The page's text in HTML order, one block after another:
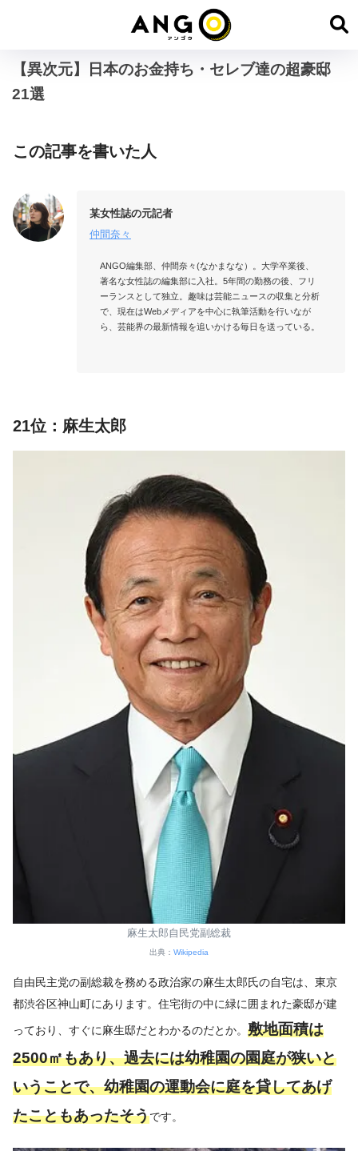
【異次元】日本のお金持ち・セレブ達の超豪邸
21選
この記事を書いた人
某女性誌の元記者
仲間奈々
ANGO編集部、仲間奈々(なかまなな）。大学卒業後、
著名な女性誌の編集部に入社。5年間の勤務の後、フリ
ーランスとして独立。趣味は芸能ニュースの収集と分析
で、現在はWebメディアを中心に執筆活動を行いなが
ら、芸能界の最新情報を追いかける毎日を送っている。
21位：麻生太郎
麻生太郎自民党副総裁
出典： Wikipedia
自由民主党の副総裁を務める政治家の麻生太郎氏の自宅は、東京
都渋谷区神山町にあります。住宅街の中に緑に囲まれた豪邸が建
っており、すぐに麻生邸だとわかるのだとか。 敷地面積は
2500㎡もあり、過去には幼稚園の園庭が狭いと
いうことで、幼稚園の運動会に庭を貸してあげ
たこともあったそうです。